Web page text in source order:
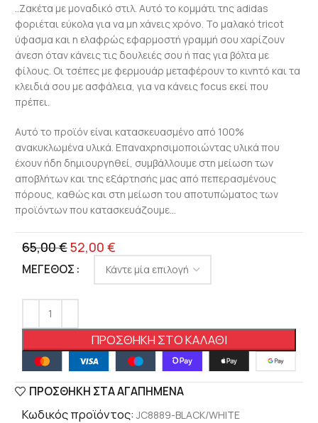
..Ζακέτα με μοναδικό στιλ. Αυτό το κομμάτι της adidas
φοριέται εύκολα για να μη χάνεις χρόνο. Το μαλακό tricot
ύφασμα και η ελαφρώς εφαρμοστή γραμμή σου χαρίζουν
άνεση όταν κάνεις τις δουλειές σου ή πας για βόλτα με
φίλους. Οι τσέπες με φερμουάρ μεταφέρουν το κινητό και τα
κλειδιά σου με ασφάλεια, για να κάνεις focus εκεί που
πρέπει.
Αυτό το προϊόν είναι κατασκευασμένο από 100%
ανακυκλωμένα υλικά. Επαναχρησιμοποιώντας υλικά που
έχουν ήδη δημιουργηθεί, συμβάλλουμε στη μείωση των
αποβλήτων και της εξάρτησής μας από πεπερασμένους
πόρους, καθώς και στη μείωση του αποτυπώματος των
προϊόντων που κατασκευάζουμε…
65,00€52,00 €
ΜΈΓΕΘΟΣ
ΠΡΟΣΘΉΚΗ ΣΤΟ ΚΑΛΆΘΙ
ΠΡΟΣΘΉΚΗ ΣΤΑ ΑΓΑΠΗΜΈΝΑ
Κωδικός προϊόντος:JC8889-BLACK/WHITE